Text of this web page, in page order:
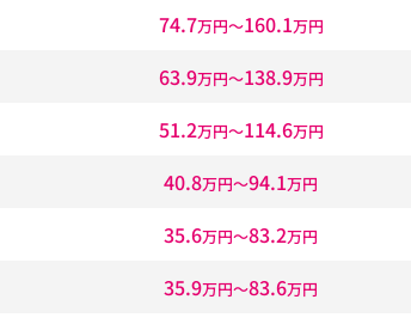
74.7万円〜160.1万円
63.9万円〜138.9万円
51.2万円〜114.6万円
40.8万円〜94.1万円
35.6万円〜83.2万円
35.9万円〜83.6万円